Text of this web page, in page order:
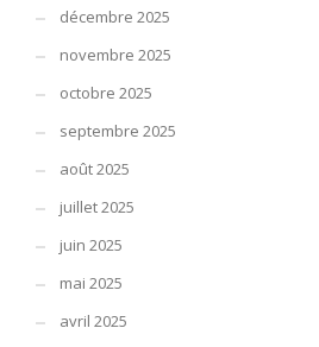
décembre 2025
novembre 2025
octobre 2025
septembre 2025
août 2025
juillet 2025
juin 2025
mai 2025
avril 2025